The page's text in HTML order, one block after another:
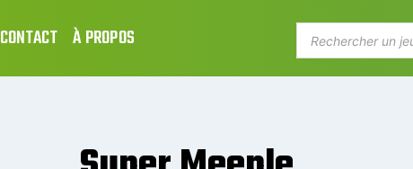
CONTACT À PROPOS